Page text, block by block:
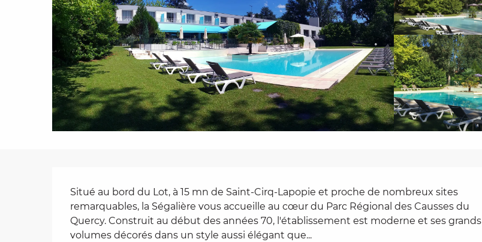
Description
Situé au bord du Lot, à 15 mn de Saint-Cirq-Lapopie et proche de nombreux sites
remarquables, la Ségalière vous accueille au cœur du Parc Régional des Causses du
Quercy. Construit au début des années 70, l'établissement est moderne et ses grands
volumes décorés dans un style aussi élégant que...